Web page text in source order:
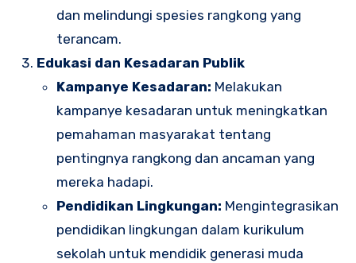
dan melindungi spesies rangkong yang
terancam.
Edukasi dan Kesadaran Publik
Kampanye Kesadaran: Melakukan
kampanye kesadaran untuk meningkatkan
pemahaman masyarakat tentang
pentingnya rangkong dan ancaman yang
mereka hadapi.
Pendidikan Lingkungan: Mengintegrasikan
pendidikan lingkungan dalam kurikulum
sekolah untuk mendidik generasi muda